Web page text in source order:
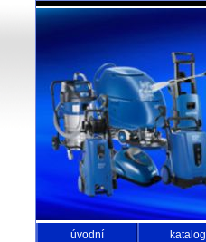
úvodní katalog